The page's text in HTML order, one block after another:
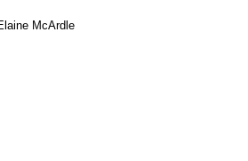
McArdle